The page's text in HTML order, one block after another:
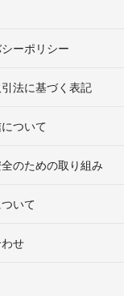
ーポリシー
法に基づく表記
ついて
のための取り組み
いて
せ